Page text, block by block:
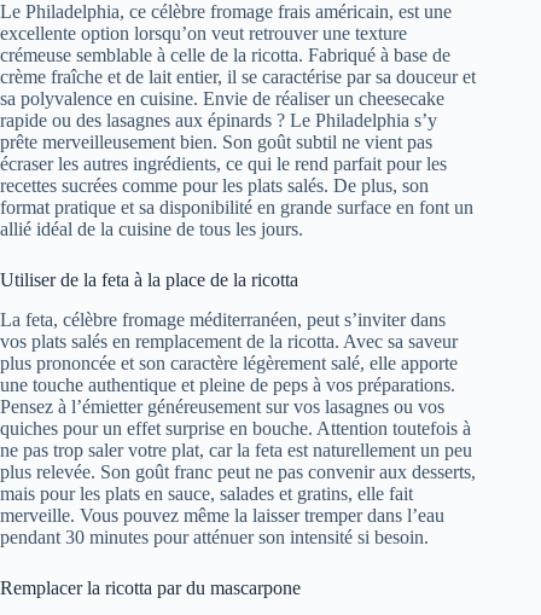
Le Philadelphia, ce célèbre fromage frais américain, est une
excellente option lorsqu’on veut retrouver une texture
crémeuse semblable à celle de la ricotta. Fabriqué à base de
crème fraîche et de lait entier, il se caractérise par sa douceur et
sa polyvalence en cuisine. Envie de réaliser un cheesecake
rapide ou des lasagnes aux épinards ? Le Philadelphia s’y
prête merveilleusement bien. Son goût subtil ne vient pas
écraser les autres ingrédients, ce qui le rend parfait pour les
recettes sucrées comme pour les plats salés. De plus, son
format pratique et sa disponibilité en grande surface en font un
allié idéal de la cuisine de tous les jours.
Utiliser de la feta à la place de la ricotta
La feta, célèbre fromage méditerranéen, peut s’inviter dans
vos plats salés en remplacement de la ricotta. Avec sa saveur
plus prononcée et son caractère légèrement salé, elle apporte
une touche authentique et pleine de peps à vos préparations.
Pensez à l’émietter généreusement sur vos lasagnes ou vos
quiches pour un effet surprise en bouche. Attention toutefois à
ne pas trop saler votre plat, car la feta est naturellement un peu
plus relevée. Son goût franc peut ne pas convenir aux desserts,
mais pour les plats en sauce, salades et gratins, elle fait
merveille. Vous pouvez même la laisser tremper dans l’eau
pendant 30 minutes pour atténuer son intensité si besoin.
Remplacer la ricotta par du mascarpone